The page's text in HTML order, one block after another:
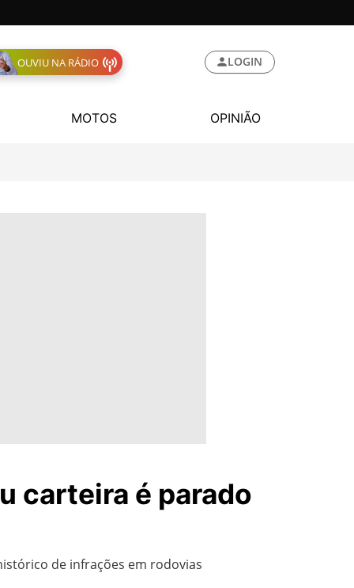
OUVIU NA RÁDIO LOGIN
MOTOS OPINIÃO
carteira é parado
de infrações em rodovias